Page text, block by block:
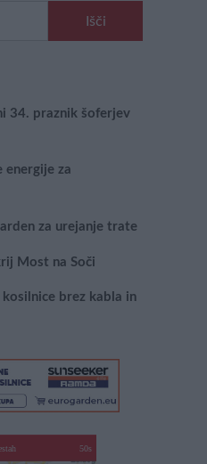
34. praznik šoferjev
energije za
za urejanje trate
Most na Soči
brez kabla in
45s